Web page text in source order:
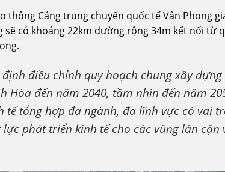
thông Cảng trung chuyển quốc tế Vân Phong
sẽ có khoảng 22km đường rộng 34m kết nối từ
định điều chỉnh quy hoạch chung xây
Hòa đến năm 2040, tầm nhìn đến năm
tế tổng hợp đa ngành, đa lĩnh vực có vai
phát triển kinh tế cho các vùng lân cận